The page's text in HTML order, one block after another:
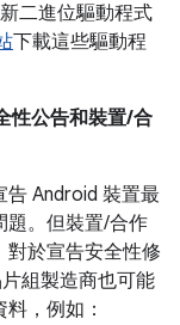
二進位驅動程式
下載這些驅動程
性公告和裝置/合
告 Android 裝置最
題。但裝置/合作
對於宣告安全性修
組製造商也可能
，例如：